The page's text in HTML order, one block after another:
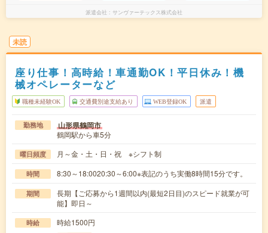
派遣会社 サンヴァーテックス株式会社
未読
座り仕事！高時給！車通勤OK！平日休み！機
械オペレーターなど
職種未経験OK 交通費別途支給あり WEB登録OK 派遣
勤務地 山形県鶴岡市
鶴岡駅から車5分
曜日頻度 月～金・土・日・祝 ※シフト制
時間 8:30～18:0020:30～6:00※表記のうち実働8時間15分です。
期間
長期【ご応募から1週間以内(最短2日目)のスピード就業が可
能】即日～
時給 時給1500円